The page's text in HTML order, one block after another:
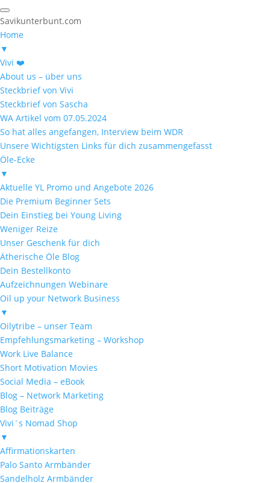
Savikunterbunt.com
Home
▼
Vivi ❤️
About us – über uns
Steckbrief von Vivi
Steckbrief von Sascha
WA Artikel vom 07.05.2024
So hat alles angefangen, Interview beim WDR
Unsere Wichtigsten Links für dich zusammengefasst
Öle-Ecke
▼
Aktuelle YL Promo und Angebote 2026
Die Premium Beginner Sets
Dein Einstieg bei Young Living
Weniger Reize
Unser Geschenk für dich
Ätherische Öle Blog
Dein Bestellkonto
Aufzeichnungen Webinare
Oil up your Network Business
▼
Oilytribe – unser Team
Empfehlungsmarketing – Workshop
Work Live Balance
Short Motivation Movies
Social Media – eBook
Blog – Network Marketing
Blog Beiträge
Vivi´s Nomad Shop
▼
Affirmationskarten
Palo Santo Armbänder
Sandelholz Armbänder